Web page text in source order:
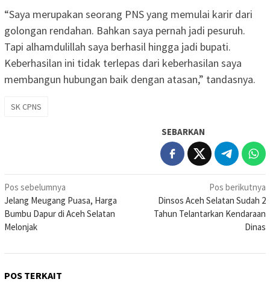
“Saya merupakan seorang PNS yang memulai karir dari
golongan rendahan. Bahkan saya pernah jadi pesuruh.
Tapi alhamdulillah saya berhasil hingga jadi bupati.
Keberhasilan ini tidak terlepas dari keberhasilan saya
membangun hubungan baik dengan atasan,” tandasnya.
SK CPNS
SEBARKAN
Navigasi
pos
Pos sebelumnya
Jelang Meugang Puasa, Harga
Bumbu Dapur di Aceh Selatan
Melonjak
Pos berikutnya
Dinsos Aceh Selatan Sudah 2
Tahun Telantarkan Kendaraan
Dinas
POS TERKAIT